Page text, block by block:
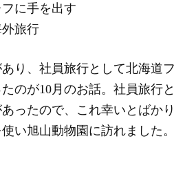
に手を出す
外旅行
り、社員旅行として北海道フ
のが10月のお話。社員旅行と
ったので、これ幸いとばかり
い旭山動物園に訪れました。